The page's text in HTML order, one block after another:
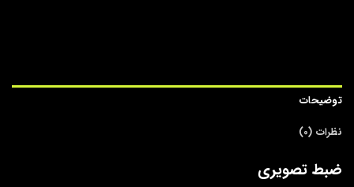
توضیحات
نظرات (0)
ضبط تصویری